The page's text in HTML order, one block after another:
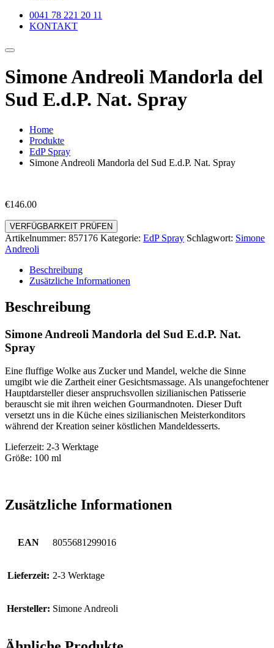
0041 78 221 20 11
KONTAKT
Simone Andreoli Mandorla del
Sud E.d.P. Nat. Spray
Home
Produkte
EdP Spray
Simone Andreoli Mandorla del Sud E.d.P. Nat. Spray
€146.00
VERFÜGBARKEIT PRÜFEN
Artikelnummer: 857176 Kategorie: EdP Spray Schlagwort: Simone
Andreoli
Beschreibung
Zusätzliche Informationen
Beschreibung
Simone Andreoli Mandorla del Sud E.d.P. Nat.
Spray
Eine fluffige Wolke aus Zucker und Mandel, welche die Sinne
umgibt wie die Zartheit einer Gesichtsmassage. Als unangefochtener
Hauptdarsteller dieser anspruchsvollen sizilianischen Patisserie
berauscht sie mit ihren weichen Gourmandnoten. Dieser Duft
versetzt uns in die Küche eines sizilianischen Meisterkonditors
während der Kreation seiner köstlichen Mandeldesserts.
Lieferzeit: 2-3 Werktage
Größe: 100 ml
Zusätzliche Informationen
EAN 8055681299016
Lieferzeit: 2-3 Werktage
Hersteller: Simone Andreoli